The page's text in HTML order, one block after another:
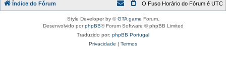
Índice do Fórum O Fuso Horário do Fórum é UTC
Style Developer by ©GTA game Forum.
Desenvolvido porphpBB® Forum Software © phpBB Limited
Traduzido por: phpBB Portugal
Privacidade | Termos